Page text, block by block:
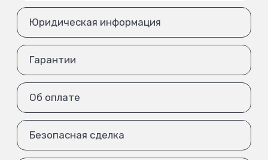
Юридическая информация
Гарантии
Об оплате
Безопасная сделка